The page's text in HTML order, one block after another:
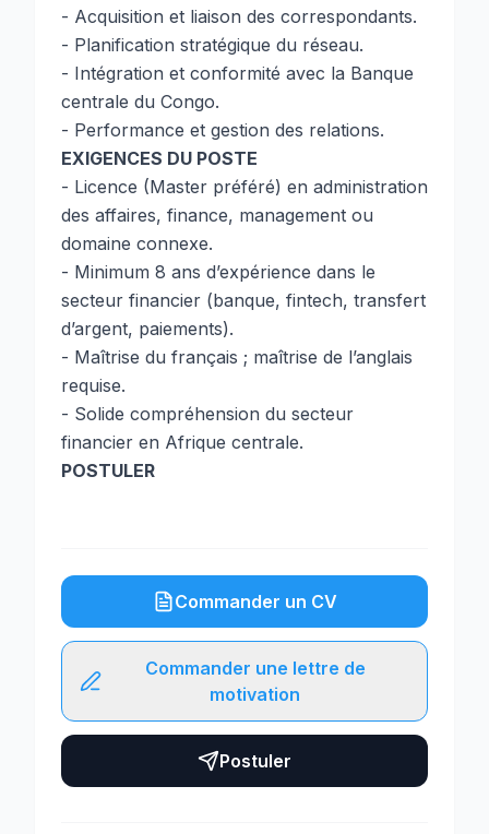
- Acquisition et liaison des correspondants.
- Planification stratégique du réseau.
- Intégration et conformité avec la Banque
centrale du Congo.
- Performance et gestion des relations.
EXIGENCES DU POSTE
- Licence (Master préféré) en administration
des affaires, finance, management ou
domaine connexe.
- Minimum 8 ans d’expérience dans le
secteur financier (banque, fintech, transfert
d’argent, paiements).
- Maîtrise du français ; maîtrise de l’anglais
requise.
- Solide compréhension du secteur
financier en Afrique centrale.
POSTULER
Commander un CV
Commander une lettre de
motivation
Postuler